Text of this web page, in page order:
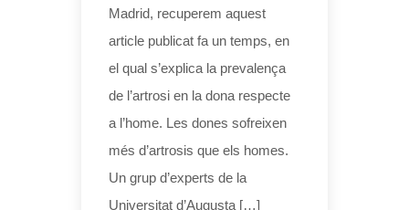
Madrid, recuperem aquest
article publicat fa un temps, en
el qual s’explica la prevalença
de l’artrosi en la dona respecte
a l’home. Les dones sofreixen
més d’artrosis que els homes.
Un grup d’experts de la
Universitat d’Augusta […]